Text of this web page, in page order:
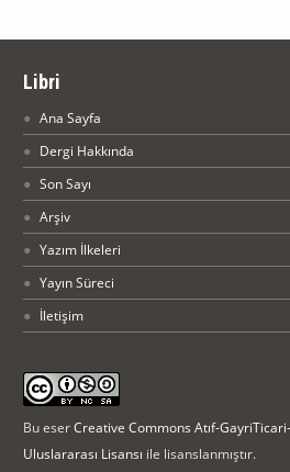
Libri
Ana Sayfa
Dergi Hakkında
Son Sayı
Arşiv
Yazım İlkeleri
Yayın Süreci
İletişim
Bu eserCreative Commons Atıf-
Uluslararası Lisansı ile lisanslanmıştır.